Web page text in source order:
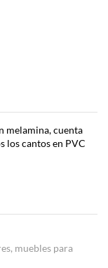
melamina, cuenta
los cantos en PVC
, muebles para